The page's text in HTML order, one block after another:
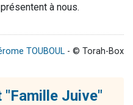
à nous.
TOUBOUL - © Torah-Box
Juive"